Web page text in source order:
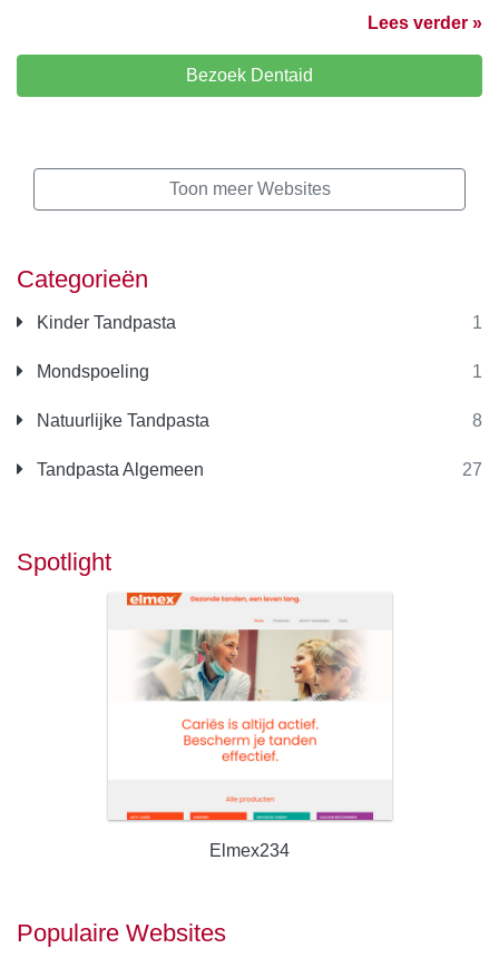
Categorieën
Kinder Tandpasta 1
Mondspoeling 1
Natuurlijke Tandpasta 8
Tandpasta Algemeen 27
Spotlight
Elmex234
Populaire Websites
Lees verder »
Bezoek Dentaid
Toon meer Websites